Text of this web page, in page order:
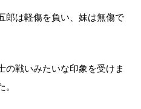
郎は軽傷を負い、妹は無傷で
の戦いみたいな印象を受けま